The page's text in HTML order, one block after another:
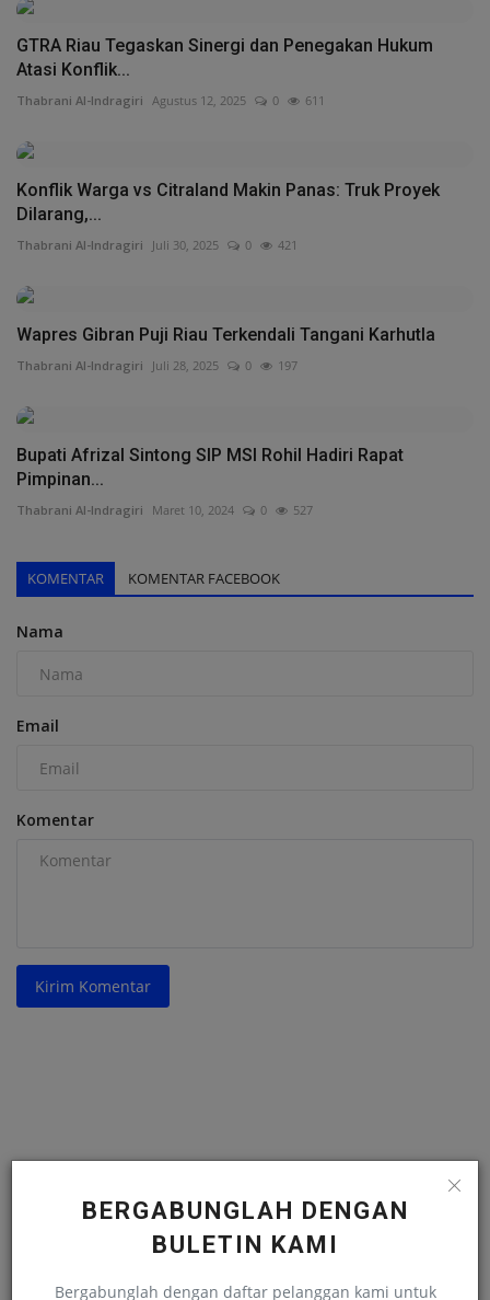
BERGABUNGLAH DENGAN
BULETIN KAMI
Bergabunglah dengan daftar pelanggan kami untuk
GTRA Riau Tegaskan Sinergi dan Penegakan Hukum
Atasi Konflik...
Thabrani Al-Indragiri Agustus 12, 2025 0 611
Konflik Warga vs Citraland Makin Panas: Truk Proyek
Dilarang,...
Thabrani Al-Indragiri Juli 30, 2025 0 421
Wapres Gibran Puji Riau Terkendali Tangani Karhutla
Thabrani Al-Indragiri Juli 28, 2025 0 197
Bupati Afrizal Sintong SIP MSI Rohil Hadiri Rapat
Pimpinan...
Thabrani Al-Indragiri Maret 10, 2024 0 527
KOMENTAR KOMENTAR FACEBOOK
Nama
Email
Komentar
Kirim Komentar